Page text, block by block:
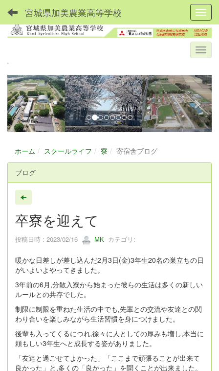
宮城県加美農業高等学校
'
p
r
e
v
i
o
u
s
n
e
x
t
ホーム スクールライフ 寮 寄宿舎ブログ
ブログ
卒寮を迎えて
投稿日時 : 2023/02/16 MK カテゴリ:
暖かな日差しが差し込んだ2月3日(金)3年生20名の巣立ちの日
がいよいよやってきました。
3年前の6月,分散入寮から始まった彼らの生活は多くの新しい
ルールとの共存でした。
制限に制限を重ねた生活の中でも,先輩との交流や友達との関
わり合いを楽しみながら生活習慣を身につけました。
後輩も入ってくるにつれ,徐々に人としての厚みも増し,本当に
頼もしい3年生へと成長する姿がありました。
「友達と過ごせてよかった」「ここまで頑張ることが出来て
良かった」と,多くの「良かった」を聞くことが出来ました。